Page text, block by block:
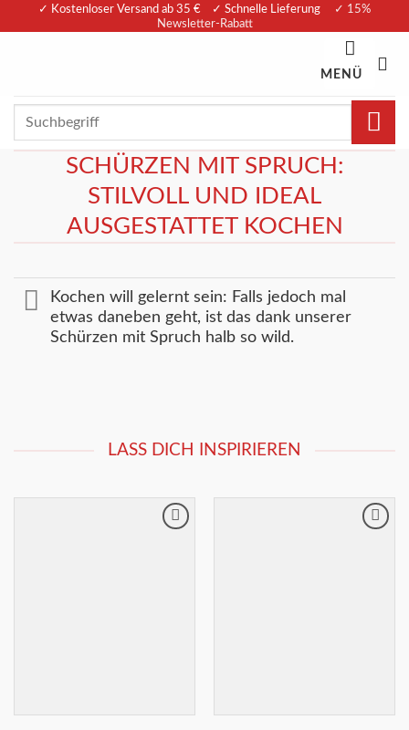
✓ Kostenloser Versand ab 35 € ✓ Schnelle Lieferung
✓ 15%
Newsletter-Rabatt
MENÜ
nach:
SCHÜRZEN MIT SPRUCH:
STILVOLL UND IDEAL
AUSGESTATTET KOCHEN
Kochen will gelernt sein: Falls jedoch mal
etwas daneben geht, ist das dank unserer
Schürzen mit Spruch halb so wild.
LASS DICH INSPIRIEREN